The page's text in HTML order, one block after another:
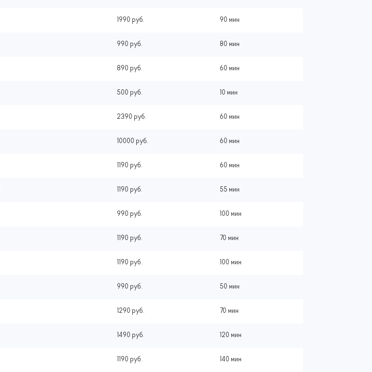
1990 руб. 90 мин
990 руб. 80 мин
890 руб. 60 мин
500 руб. 10 мин
2390 руб. 60 мин
10000 руб. 60 мин
1190 руб. 60 мин
1190 руб. 55 мин
990 руб. 100 мин
1190 руб. 70 мин
1190 руб. 100 мин
990 руб. 50 мин
1290 руб. 70 мин
1490 руб. 120 мин
1190 руб. 140 мин